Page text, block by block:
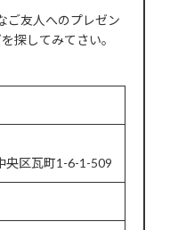
ご友人へのプレゼン
探してみてさい。
央区瓦町1-6-1-509